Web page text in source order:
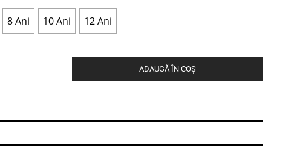
8 Ani 10 Ani 12 Ani
ADAUGĂ ÎN COȘ